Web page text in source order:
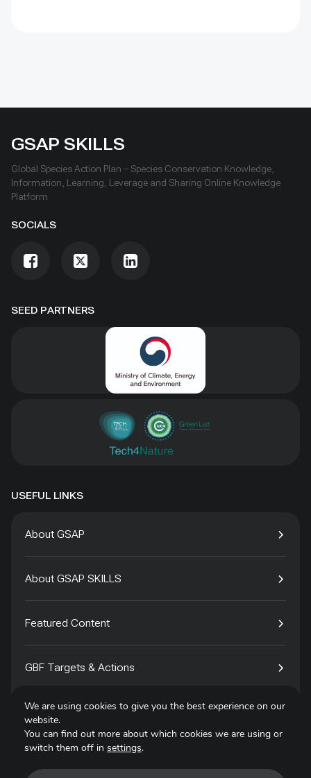
SEED PARTNERS
GSAP SKILLS
Global Species Action Plan – Species Conservation Knowledge,
Information, Learning, Leverage and Sharing Online Knowledge
Platform
SOCIALS
USEFUL LINKS
About GSAP
About GSAP SKILLS
Featured Content
GBF Targets & Actions
Tech4Species
We are using cookies to give you the best experience on our
website.
You can find out more about which cookies we are using or
switch them off in settings.